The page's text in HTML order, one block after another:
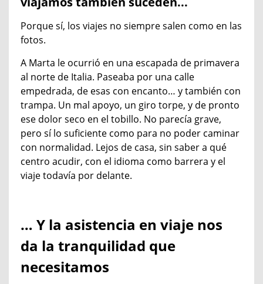
Porque sí, los viajes no siempre salen como en las
fotos.
A Marta le ocurrió en una escapada de primavera
al norte de Italia. Paseaba por una calle
empedrada, de esas con encanto… y también con
trampa. Un mal apoyo, un giro torpe, y de pronto
ese dolor seco en el tobillo. No parecía grave,
pero sí lo suficiente como para no poder caminar
con normalidad. Lejos de casa, sin saber a qué
centro acudir, con el idioma como barrera y el
viaje todavía por delante.
… Y la asistencia en viaje nos
da la tranquilidad que
necesitamos